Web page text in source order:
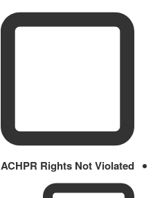
ACHPR Rights Not Violated